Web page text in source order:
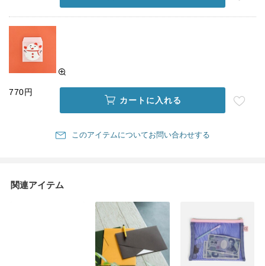
770円
カートに入れる
このアイテムについてお問い合わせする
関連アイテム